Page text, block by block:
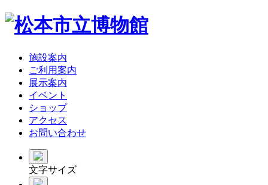
施設案内
ご利用案内
展示案内
イベント
ショップ
アクセス
お問い合わせ
文字サイズ